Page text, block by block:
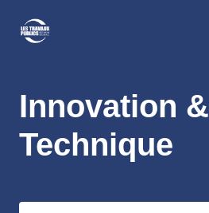
Innovation &
Technique